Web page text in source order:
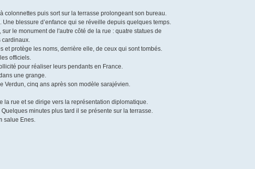
colonnettes puis sort sur la terrasse prolongeant son bureau.
blessure d’enfance qui se réveille depuis quelques temps.
le monument de l'autre côté de la rue : quatre statues de
cardinaux.
et protège les noms, derrière elle, de ceux qui sont tombés.
officiels.
pour réaliser leurs pendants en France.
une grange.
Verdun, cinq ans après son modèle sarajévien.
la rue et se dirige vers la représentation diplomatique.
minutes plus tard il se présente sur la terrasse.
salue Enes.